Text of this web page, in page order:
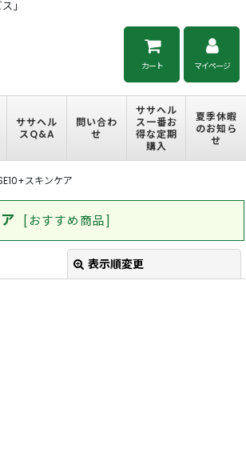
」
カート マイページ
ササヘル
スQ&A
問い合わ
せ
ササヘル
ス一番お
得な定期
購入
夏季休暇
のお知ら
せ
スキンケア
[ おすすめ商品 ]
表示順変更